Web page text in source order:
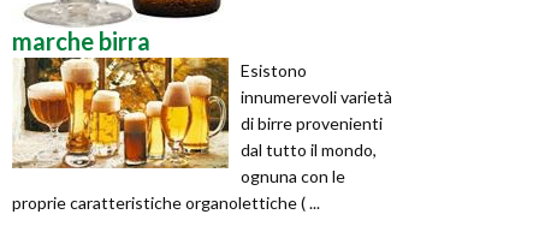
marche birra
Esistono
innumerevoli varietà
di birre provenienti
dal tutto il mondo,
ognuna con le
proprie caratteristiche organolettiche ( ...